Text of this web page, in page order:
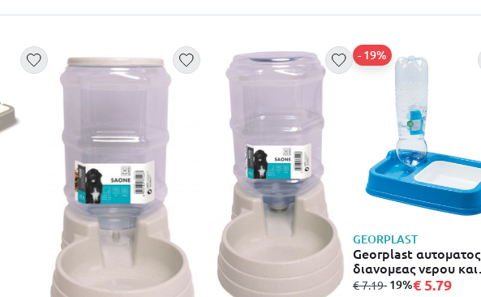
GEORPLAST
Georplast αυτοματος
διανομεας νερου και
τροφης 34x20.5x7cm
από
€ 7.19σε
- 19%
- 19%€ 5.79